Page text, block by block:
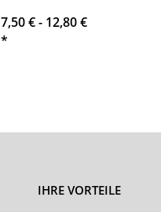
7,50 € - 12,80 €
*
IHRE VORTEILE